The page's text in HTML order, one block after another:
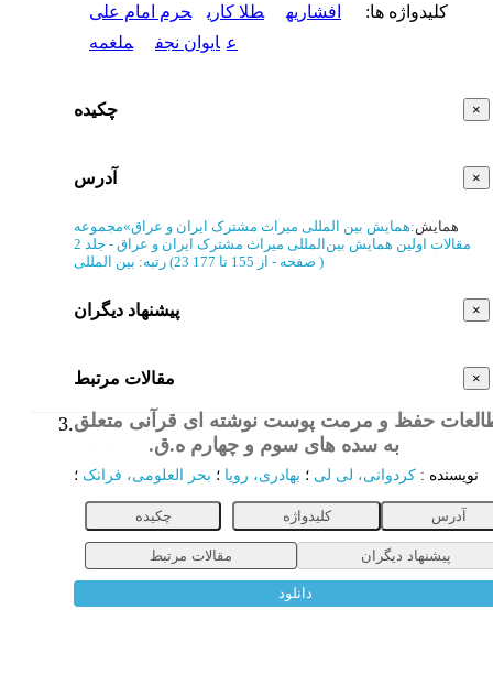
کلیدواژه ها: افشاریه طلا کاری
حرم امام علی
ع ایوان نجف ملغمه
× چکیده
× آدرس
همایش:همایش بین المللی میراث‌ مشترک‌ ایران‌ و عراق‌»مجموعه
مقالات اولین همایش بین‌المللی میراث مشترک ایران و عراق - جلد 2
رتبه: بین المللی
(‎23 صفحه - )
× پیشنهاد دیگران
× مقالات مرتبط
3.حفظ و مرمت پوست نوشته ای قرآنی متعلق
به سده های سوم و چهارم ه.ق.
نویسنده : کردوانی، لی لی ؛ بهادری، رویا ؛ بحر العلومی، فرانک ؛
چکیده کلیدواژه آدرس
مقالات مرتبط پیشنهاد دیگران
دانلود